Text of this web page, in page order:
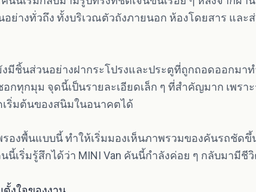
อย่างทั่วถึง ทั้งบริเวณตัวถังภายนอก ห้องโดยสาร และ
มีชิ้นส่วนอย่างฝากระโปรงและประตูที่ถูกถอดออกมา
กทุกมุม จุดนี้เป็นรายละเอียดเล็ก ๆ ที่สำคัญมาก เพร
เริ่มต้นของสนิมในอนาคตได้
องพื้นแบบนี้ ทำให้เริ่มมองเห็นภาพรวมของคันรถชัดขึ้
นี้เริ่มรู้สึกได้ว่า MINI Van คันนี้กำลังค่อย ๆ กลับมามีชี